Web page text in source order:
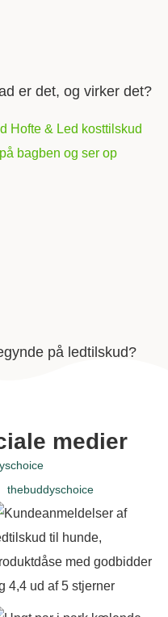
er det, og virker det?
på ledtilskud?
medier
thebuddyschoice